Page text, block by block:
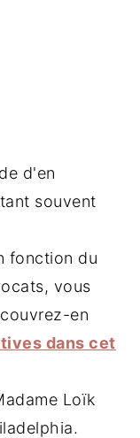
d'en
souvent
fonction du
vous
en
dans cet
Loïk